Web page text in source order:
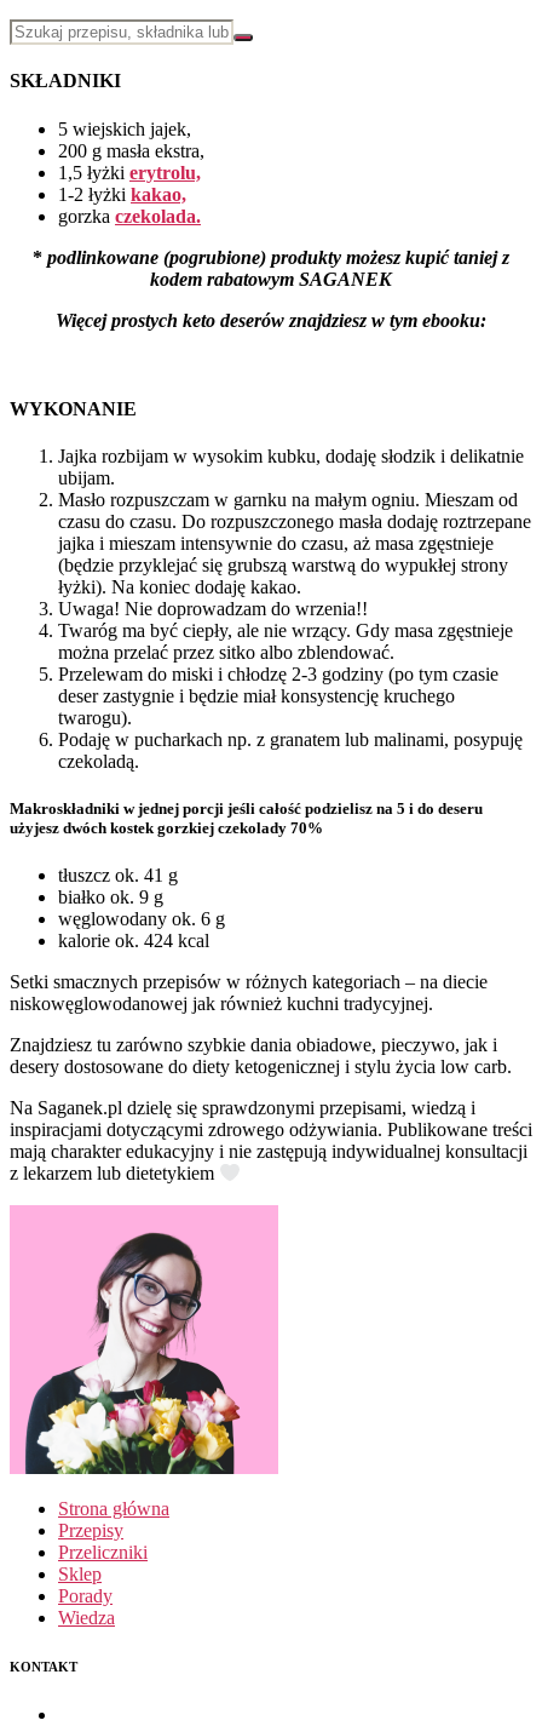
SKŁADNIKI
5 wiejskich jajek,
200 g masła ekstra,
1,5 łyżki erytrolu,
1-2 łyżki kakao,
gorzka czekolada.
* podlinkowane (pogrubione) produkty możesz kupić taniej z
kodem rabatowym SAGANEK
Więcej prostych keto deserów znajdziesz w tym ebooku:
WYKONANIE
Jajka rozbijam w wysokim kubku, dodaję słodzik i delikatnie
ubijam.
Masło rozpuszczam w garnku na małym ogniu. Mieszam od
czasu do czasu. Do rozpuszczonego masła dodaję roztrzepane
jajka i mieszam intensywnie do czasu, aż masa zgęstnieje
(będzie przyklejać się grubszą warstwą do wypukłej strony
łyżki). Na koniec dodaję kakao.
Uwaga! Nie doprowadzam do wrzenia!!
Twaróg ma być ciepły, ale nie wrzący. Gdy masa zgęstnieje
można przelać przez sitko albo zblendować.
Przelewam do miski i chłodzę 2-3 godziny (po tym czasie
deser zastygnie i będzie miał konsystencję kruchego
twarogu).
Podaję w pucharkach np. z granatem lub malinami, posypuję
czekoladą.
Makroskładniki w jednej porcji jeśli całość podzielisz na 5 i do deseru
użyjesz dwóch kostek gorzkiej czekolady 70%
tłuszcz ok. 41 g
białko ok. 9 g
węglowodany ok. 6 g
kalorie ok. 424 kcal
Setki smacznych przepisów w różnych kategoriach – na diecie
niskowęglowodanowej jak również kuchni tradycyjnej.
Znajdziesz tu zarówno szybkie dania obiadowe, pieczywo, jak i
desery dostosowane do diety ketogenicznej i stylu życia low carb.
Na Saganek.pl dzielę się sprawdzonymi przepisami, wiedzą i
inspiracjami dotyczącymi zdrowego odżywiania. Publikowane treści
mają charakter edukacyjny i nie zastępują indywidualnej konsultacji
z lekarzem lub dietetykiem
Strona główna
Przepisy
Przeliczniki
Sklep
Porady
Wiedza
KONTAKT